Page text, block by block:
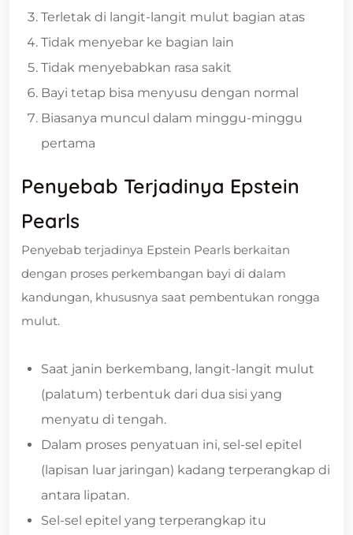
Terletak di langit-langit mulut bagian atas
Tidak menyebar ke bagian lain
Tidak menyebabkan rasa sakit
Bayi tetap bisa menyusu dengan normal
Biasanya muncul dalam minggu-minggu
pertama
Penyebab Terjadinya Epstein
Pearls
Penyebab terjadinya Epstein Pearls berkaitan
dengan proses perkembangan bayi di dalam
kandungan, khususnya saat pembentukan rongga
mulut.
Saat janin berkembang, langit-langit mulut
(palatum) terbentuk dari dua sisi yang
menyatu di tengah.
Dalam proses penyatuan ini, sel-sel epitel
(lapisan luar jaringan) kadang terperangkap di
antara lipatan.
Sel-sel epitel yang terperangkap itu